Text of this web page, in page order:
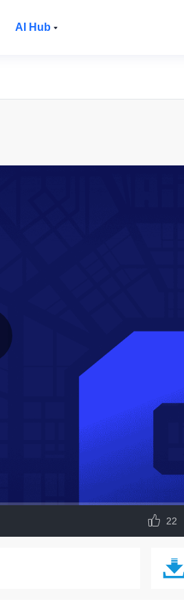
AI Hub
22